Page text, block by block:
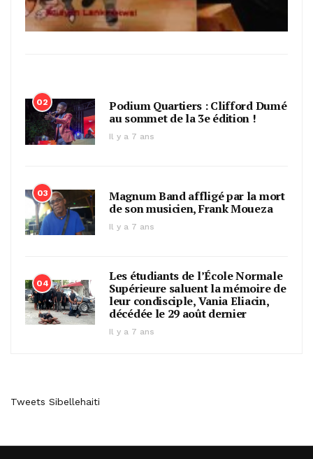
02
Podium Quartiers : Clifford Dumé
au sommet de la 3e édition !
Il y a 7 ans
03
Magnum Band affligé par la mort
de son musicien, Frank Moueza
Il y a 7 ans
04
Les étudiants de l’École Normale
Supérieure saluent la mémoire de
leur condisciple, Vania Eliacin,
décédée le 29 août dernier
Il y a 7 ans
Tweets Sibellehaiti